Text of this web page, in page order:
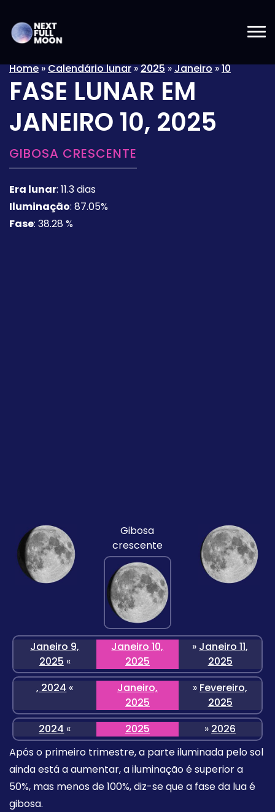
Home»Calendário lunar»2025»Janeiro»10
FASE LUNAR EM
JANEIRO 10, 2025
GIBOSA CRESCENTE
Era lunar: 11.3 dias
Iluminação: 87.05%
Fase: 38.28 %
Gibosa
crescente
Janeiro 9,
2025 «
Janeiro 10,
2025
» Janeiro 11,
2025
, 2024 «
Janeiro,
2025
» Fevereiro,
2025
2024 « 2025 » 2026
Após o primeiro trimestre, a parte iluminada pelo sol
ainda está a aumentar, a iluminação é superior a
50%, mas menos de 100%, diz-se que a fase da lua é
gibosa.